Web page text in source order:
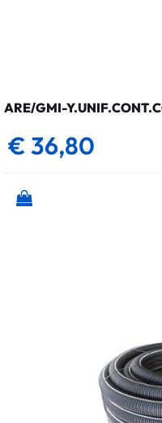
ARE/GMI-
€ 36,80
Quantità